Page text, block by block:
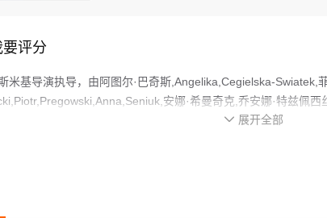
要评分
米基导演执导，由阿图尔·巴奇斯,Angelika,Cegielska-Swiatek,
安娜·希曼奇克,乔安娜·特兹佩
人心弦，领广大剧情片爱好者和观众们都期待不已。
情电影，在当期同类题材影片中具有一定的看点，在演员表现
类电影的观众观看。
 展开全部